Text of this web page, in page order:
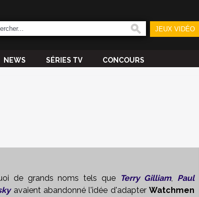
JEUX VIDÉO
NEWS SÉRIES TV CONCOURS
de grands noms tels que Terry Gilliam, Paul
avaient abandonné l'idée d'adapterWatchmen